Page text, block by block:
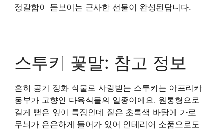
정갈함이 돋보이는 근사한 선물이 완성된답니다.
스투키 꽃말: 참고 정보
흔히 공기 정화 식물로 사랑받는 스투키는 아프리카
동부가 고향인 다육식물의 일종이에요. 원통형으로
길게 뻗은 잎이 특징인데 짙은 초록색 바탕에 가로
무늬가 은은하게 들어가 있어 인테리어 소품으로도